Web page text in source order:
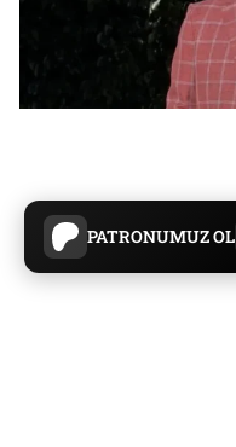
PATRONUMUZ OL